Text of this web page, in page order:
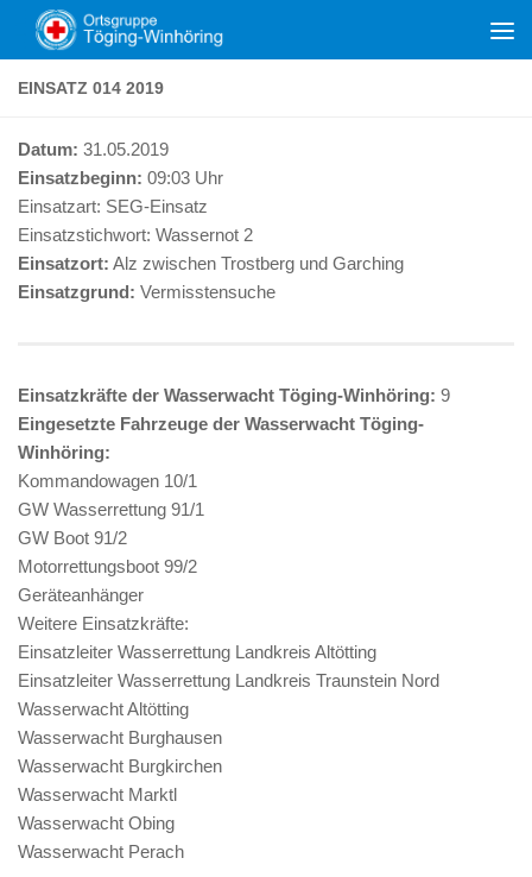
Zum Inhalt springen
EINSATZ 014 2019
Datum: 31.05.2019
Einsatzbeginn: 09:03 Uhr
Einsatzart: SEG-Einsatz
Einsatzstichwort: Wassernot 2
Einsatzort: Alz zwischen Trostberg und Garching
Einsatzgrund: Vermisstensuche
Einsatzkräfte der Wasserwacht Töging-Winhöring: 9
Eingesetzte Fahrzeuge der Wasserwacht Töging-
Winhöring:
Kommandowagen 10/1
GW Wasserrettung 91/1
GW Boot 91/2
Motorrettungsboot 99/2
Geräteanhänger
Weitere Einsatzkräfte:
Einsatzleiter Wasserrettung Landkreis Altötting
Einsatzleiter Wasserrettung Landkreis Traunstein Nord
Wasserwacht Altötting
Wasserwacht Burghausen
Wasserwacht Burgkirchen
Wasserwacht Marktl
Wasserwacht Obing
Wasserwacht Perach